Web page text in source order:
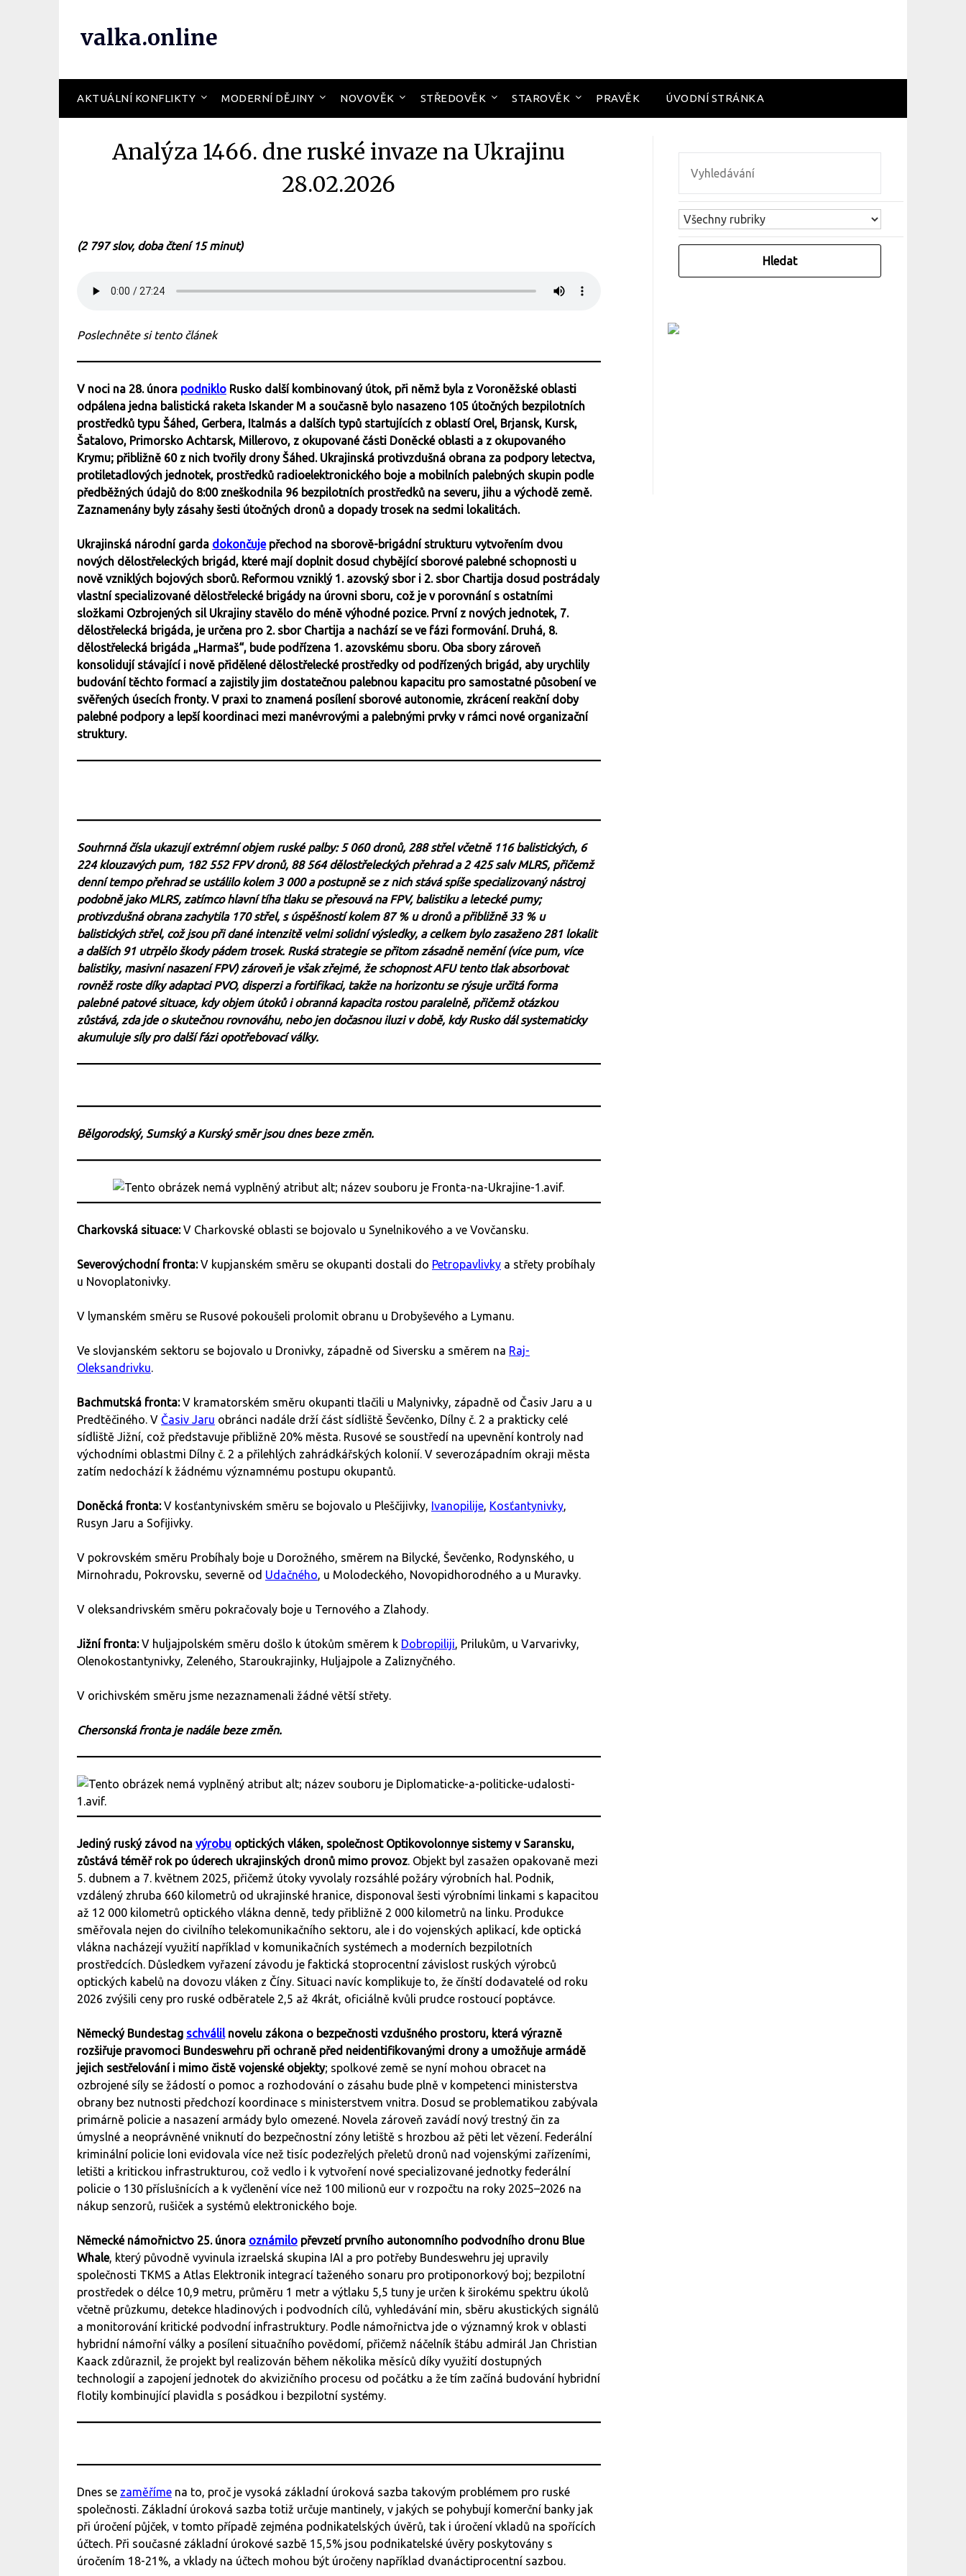
valka.online
AKTUÁLNÍ KONFLIKTY MODERNÍ DĚJINY NOVOVĚK STŘEDOVĚK STAROVĚK PRAVĚK ÚVODNÍ STRÁNKA
Analýza 1466. dne ruské invaze na Ukrajinu
28.02.2026
(2 797 slov, doba čtení 15 minut)
Poslechněte si tento článek
V noci na 28. února podniklo Rusko další kombinovaný útok, při němž byla z Voroněžské oblasti
odpálena jedna balistická raketa Iskander M a současně bylo nasazeno 105 útočných bezpilotních
prostředků typu Šáhed, Gerbera, Italmás a dalších typů startujících z oblastí Orel, Brjansk, Kursk,
Šatalovo, Primorsko Achtarsk, Millerovo, z okupované části Doněcké oblasti a z okupovaného
Krymu; přibližně 60 z nich tvořily drony Šáhed. Ukrajinská protivzdušná obrana za podpory letectva,
protiletadlových jednotek, prostředků radioelektronického boje a mobilních palebných skupin podle
předběžných údajů do 8:00 zneškodnila 96 bezpilotních prostředků na severu, jihu a východě země.
Zaznamenány byly zásahy šesti útočných dronů a dopady trosek na sedmi lokalitách.
Ukrajinská národní garda dokončujepřechod na sborově-brigádní strukturu vytvořením dvou
nových dělostřeleckých brigád, které mají doplnit dosud chybějící sborové palebné schopnosti u
nově vzniklých bojových sborů. Reformou vzniklý 1. azovský sbor i 2. sbor Chartija dosud postrádaly
vlastní specializované dělostřelecké brigády na úrovni sboru, což je v porovnání s ostatními
složkami Ozbrojených sil Ukrajiny stavělo do méně výhodné pozice. První z nových jednotek, 7.
dělostřelecká brigáda, je určena pro 2. sbor Chartija a nachází se ve fázi formování. Druhá, 8.
dělostřelecká brigáda „Harmaš“, bude podřízena 1. azovskému sboru. Oba sbory zároveň
konsolidují stávající i nově přidělené dělostřelecké prostředky od podřízených brigád, aby urychlily
budování těchto formací a zajistily jim dostatečnou palebnou kapacitu pro samostatné působení ve
svěřených úsecích fronty. V praxi to znamená posílení sborové autonomie, zkrácení reakční doby
palebné podpory a lepší koordinaci mezi manévrovými a palebnými prvky v rámci nové organizační
struktury.
Souhrnná čísla ukazují extrémní objem ruské palby: 5 060 dronů, 288 střel včetně 116 balistických, 6
224 klouzavých pum, 182 552 FPV dronů, 88 564 dělostřeleckých přehrad a 2 425 salv MLRS, přičemž
denní tempo přehrad se ustálilo kolem 3 000 a postupně se z nich stává spíše specializovaný nástroj
podobně jako MLRS, zatímco hlavní tíha tlaku se přesouvá na FPV, balistiku a letecké pumy;
protivzdušná obrana zachytila 170 střel, s úspěšností kolem 87 % u dronů a přibližně 33 % u
balistických střel, což jsou při dané intenzitě velmi solidní výsledky, a celkem bylo zasaženo 281 lokalit
a dalších 91 utrpělo škody pádem trosek. Ruská strategie se přitom zásadně nemění (více pum, více
balistiky, masivní nasazení FPV) zároveň je však zřejmé, že schopnost AFU tento tlak absorbovat
rovněž roste díky adaptaci PVO, disperzi a fortifikaci, takže na horizontu se rýsuje určitá forma
palebné patové situace, kdy objem útoků i obranná kapacita rostou paralelně, přičemž otázkou
zůstává, zda jde o skutečnou rovnováhu, nebo jen dočasnou iluzi v době, kdy Rusko dál systematicky
akumuluje síly pro další fázi opotřebovací války.
Bělgorodský, Sumský a Kurský směr jsou dnes beze změn.
Charkovská situace:V Charkovské oblasti se bojovalo u Synelnikového a ve Vovčansku.
Severovýchodní fronta:V kupjanském směru se okupanti dostali do Petropavlivky a střety probíhaly
u Novoplatonivky.
V lymanském směru se Rusové pokoušeli prolomit obranu u Drobyševého a Lymanu.
Ve slovjanském sektoru se bojovalo u Dronivky, západně od Siversku a směrem na Raj-
Oleksandrivku.
Bachmutská fronta:V kramatorském směru okupanti tlačili u Malynivky, západně od Časiv Jaru a u
Predtěčiného. V Časiv Jaru obránci nadále drží část sídliště Ševčenko, Dílny č. 2 a prakticky celé
sídliště Jižní, což představuje přibližně 20% města. Rusové se soustředí na upevnění kontroly nad
východními oblastmi Dílny č. 2 a přilehlých zahrádkářských kolonií. V severozápadním okraji města
zatím nedochází k žádnému významnému postupu okupantů.
Doněcká fronta:V kosťantynivském směru se bojovalo u Pleščijivky, Ivanopilije, Kosťantynivky,
Rusyn Jaru a Sofijivky.
V pokrovském směru Probíhaly boje u Dorožného, směrem na Bilycké, Ševčenko, Rodynského, u
Mirnohradu, Pokrovsku, severně od Udačného, u Molodeckého, Novopidhorodného a u Muravky.
V oleksandrivském směru pokračovaly boje u Ternového a Zlahody.
Jižní fronta:V huljajpolském směru došlo k útokům směrem k Dobropiliji, Prilukům, u Varvarivky,
Olenokostantynivky, Zeleného, Staroukrajinky, Huljajpole a Zaliznyčného.
V orichivském směru jsme nezaznamenali žádné větší střety.
Chersonská fronta je nadále beze změn.
Jediný ruský závod na výrobu optických vláken, společnost Optikovolonnye sistemy v Saransku,
zůstává téměř rok po úderech ukrajinských dronů mimo provoz. Objekt byl zasažen opakovaně mezi
5. dubnem a 7. květnem 2025, přičemž útoky vyvolaly rozsáhlé požáry výrobních hal. Podnik,
vzdálený zhruba 660 kilometrů od ukrajinské hranice, disponoval šesti výrobními linkami s kapacitou
až 12 000 kilometrů optického vlákna denně, tedy přibližně 2 000 kilometrů na linku. Produkce
směřovala nejen do civilního telekomunikačního sektoru, ale i do vojenských aplikací, kde optická
vlákna nacházejí využití například v komunikačních systémech a moderních bezpilotních
prostředcích. Důsledkem vyřazení závodu je faktická stoprocentní závislost ruských výrobců
optických kabelů na dovozu vláken z Číny. Situaci navíc komplikuje to, že čínští dodavatelé od roku
2026 zvýšili ceny pro ruské odběratele 2,5 až 4krát, oficiálně kvůli prudce rostoucí poptávce.
Německý Bundestag schválilnovelu zákona o bezpečnosti vzdušného prostoru, která výrazně
rozšiřuje pravomoci Bundeswehru při ochraně před neidentifikovanými drony a umožňuje armádě
jejich sestřelování i mimo čistě vojenské objekty; spolkové země se nyní mohou obracet na
ozbrojené síly se žádostí o pomoc a rozhodování o zásahu bude plně v kompetenci ministerstva
obrany bez nutnosti předchozí koordinace s ministerstvem vnitra. Dosud se problematikou zabývala
primárně policie a nasazení armády bylo omezené. Novela zároveň zavádí nový trestný čin za
úmyslné a neoprávněné vniknutí do bezpečnostní zóny letiště s hrozbou až pěti let vězení. Federální
kriminální policie loni evidovala více než tisíc podezřelých přeletů dronů nad vojenskými zařízeními,
letišti a kritickou infrastrukturou, což vedlo i k vytvoření nové specializované jednotky federální
policie o 130 příslušnících a k vyčlenění více než 100 milionů eur v rozpočtu na roky 2025–2026 na
nákup senzorů, rušiček a systémů elektronického boje.
Německé námořnictvo 25. února oznámilo převzetí prvního autonomního podvodního dronu Blue
Whale, který původně vyvinula izraelská skupina IAI a pro potřeby Bundeswehru jej upravily
společnosti TKMS a Atlas Elektronik integrací taženého sonaru pro protiponorkový boj; bezpilotní
prostředek o délce 10,9 metru, průměru 1 metr a výtlaku 5,5 tuny je určen k širokému spektru úkolů
včetně průzkumu, detekce hladinových i podvodních cílů, vyhledávání min, sběru akustických signálů
a monitorování kritické podvodní infrastruktury. Podle námořnictva jde o významný krok v oblasti
hybridní námořní války a posílení situačního povědomí, přičemž náčelník štábu admirál Jan Christian
Kaack zdůraznil, že projekt byl realizován během několika měsíců díky využití dostupných
technologií a zapojení jednotek do akvizičního procesu od počátku a že tím začíná budování hybridní
flotily kombinující plavidla s posádkou i bezpilotní systémy.
Dnes se zaměříme na to, proč je vysoká základní úroková sazba takovým problémem pro ruské
společnosti. Základní úroková sazba totiž určuje mantinely, v jakých se pohybují komerční banky jak
při úročení půjček, v tomto případě zejména podnikatelských úvěrů, tak i úročení vkladů na spořících
účtech. Při současné základní úrokové sazbě 15,5% jsou podnikatelské úvěry poskytovány s
úročením 18-21%, a vklady na účtech mohou být úročeny například dvanáctiprocentní sazbou.